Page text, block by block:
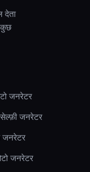
देता
कुछ
जनरेटर
जनरेटर
जनरेटर
जनरेटर